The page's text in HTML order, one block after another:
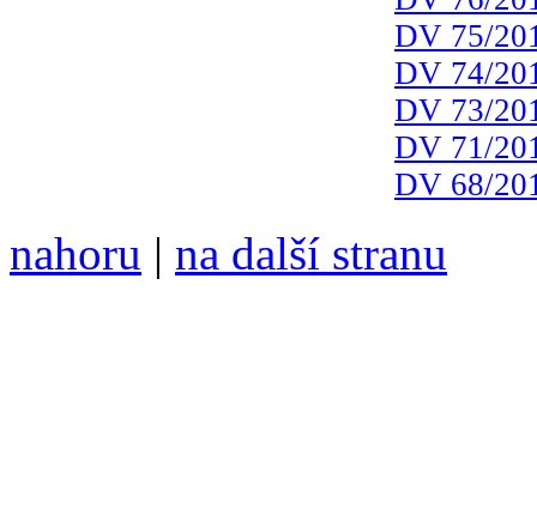
DV 75/
DV 74/
DV 73/
DV 71/
DV 68/
nahoru | na další stranu